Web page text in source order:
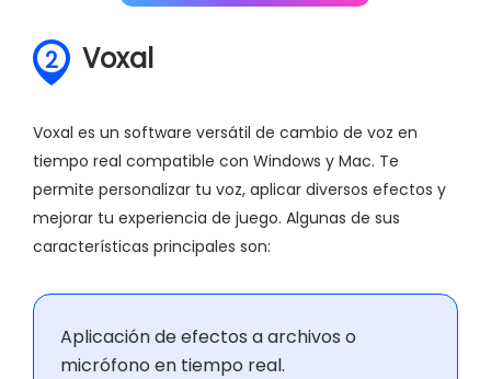
2 Voxal
Voxal es un software versátil de cambio de voz en
tiempo real compatible con Windows y Mac. Te
permite personalizar tu voz, aplicar diversos efectos y
mejorar tu experiencia de juego. Algunas de sus
características principales son:
Aplicación de efectos a archivos o
micrófono en tiempo real.